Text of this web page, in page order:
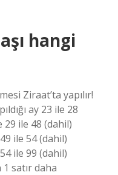
hangi
Ziraat’ta yapılır!
ay 23 ile 28
29 ile 48 (dahil)
ile 54 (dahil)
ile 99 (dahil)
satır daha